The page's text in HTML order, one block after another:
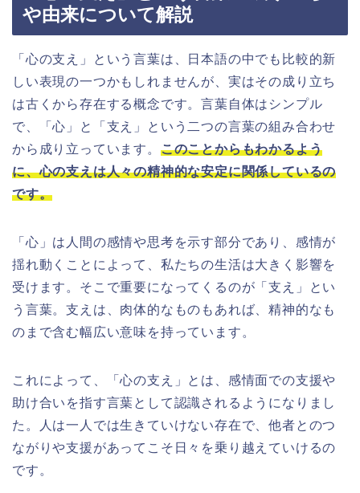
や由来について解説
「心の支え」という言葉は、日本語の中でも比較的新
しい表現の一つかもしれませんが、実はその成り立ち
は古くから存在する概念です。言葉自体はシンプル
で、「心」と「支え」という二つの言葉の組み合わせ
から成り立っています。 このことからもわかるよう
に、心の支えは人々の精神的な安定に関係しているの
です。
「心」は人間の感情や思考を示す部分であり、感情が
揺れ動くことによって、私たちの生活は大きく影響を
受けます。そこで重要になってくるのが「支え」とい
う言葉。支えは、肉体的なものもあれば、精神的なも
のまで含む幅広い意味を持っています。
これによって、「心の支え」とは、感情面での支援や
助け合いを指す言葉として認識されるようになりまし
た。人は一人では生きていけない存在で、他者とのつ
ながりや支援があってこそ日々を乗り越えていけるの
です。